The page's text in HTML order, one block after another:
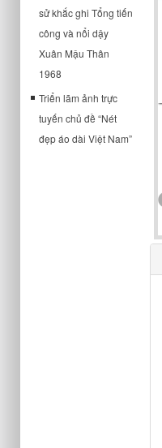
sử khắc ghi Tổng tiến
công và nổi dậy
Xuân Mậu Thân
1968
Triển lãm ảnh trực
tuyến chủ đề “Nét
đẹp áo dài Việt Nam”